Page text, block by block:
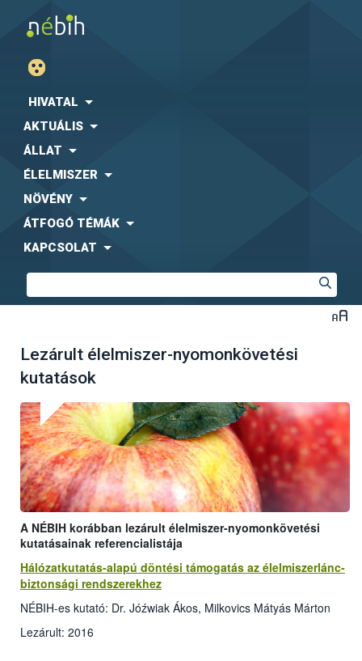
HIVATAL
AKTUÁLIS
ÁLLAT
ÉLELMISZER
NÖVÉNY
ÁTFOGÓ TÉMÁK
KAPCSOLAT
Lezárult élelmiszer-nyomonkövetési
kutatások
A NÉBIH korábban lezárult élelmiszer-nyomonkövetési
kutatásainak referencialistája
Hálózatkutatás-alapú döntési támogatás az élelmiszerlánc-
biztonsági rendszerekhez
NÉBIH-es kutató: Dr. Jóźwiak Ákos, Milkovics Mátyás Márton
Lezárult: 2016